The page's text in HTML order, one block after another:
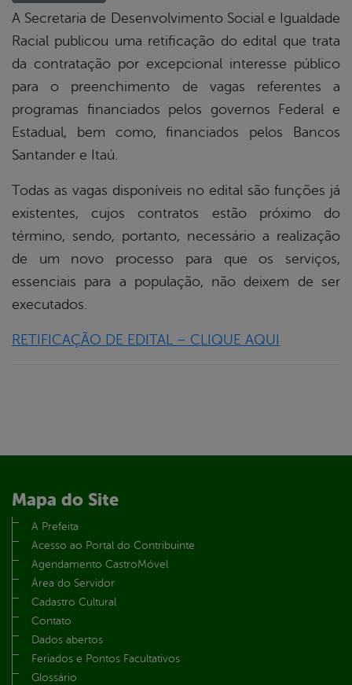
A Secretaria de Desenvolvimento Social e Igualdade
Racial publicou uma retificação do edital que trata
da contratação por excepcional interesse público
para o preenchimento de vagas referentes a
programas financiados pelos governos Federal e
Estadual, bem como, financiados pelos Bancos
Santander e Itaú.
Todas as vagas disponíveis no edital são funções já
existentes, cujos contratos estão próximo do
término, sendo, portanto, necessário a realização
de um novo processo para que os serviços,
essenciais para a população, não deixem de ser
executados.
RETIFICAÇÃO DE EDITAL – CLIQUE AQUI
Mapa do Site
A Prefeita
Acesso ao Portal do Contribuinte
Agendamento CastroMóvel
Área do Servidor
Cadastro Cultural
Contato
Dados abertos
Feriados e Pontos Facultativos
Glossário